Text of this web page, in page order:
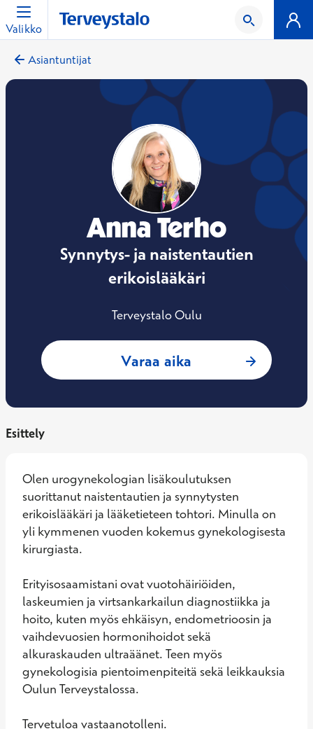
Valikko
Asiantuntijat
Anna Terho
Synnytys- ja naistentautien
erikoislääkäri
Terveystalo Oulu
Varaa aika : Anna Terho,
Esittely
Olen urogynekologian lisäkoulutuksen
suorittanut naistentautien ja synnytysten
erikoislääkäri ja lääketieteen tohtori. Minulla on
yli kymmenen vuoden kokemus gynekologisesta
kirurgiasta.
Erityisosaamistani ovat vuotohäiriöiden,
laskeumien ja virtsankarkailun diagnostiikka ja
hoito, kuten myös ehkäisyn, endometrioosin ja
vaihdevuosien hormonihoidot sekä
alkuraskauden ultraäänet. Teen myös
gynekologisia pientoimenpiteitä sekä leikkauksia
Oulun Terveystalossa.
Tervetuloa vastaanotolleni.